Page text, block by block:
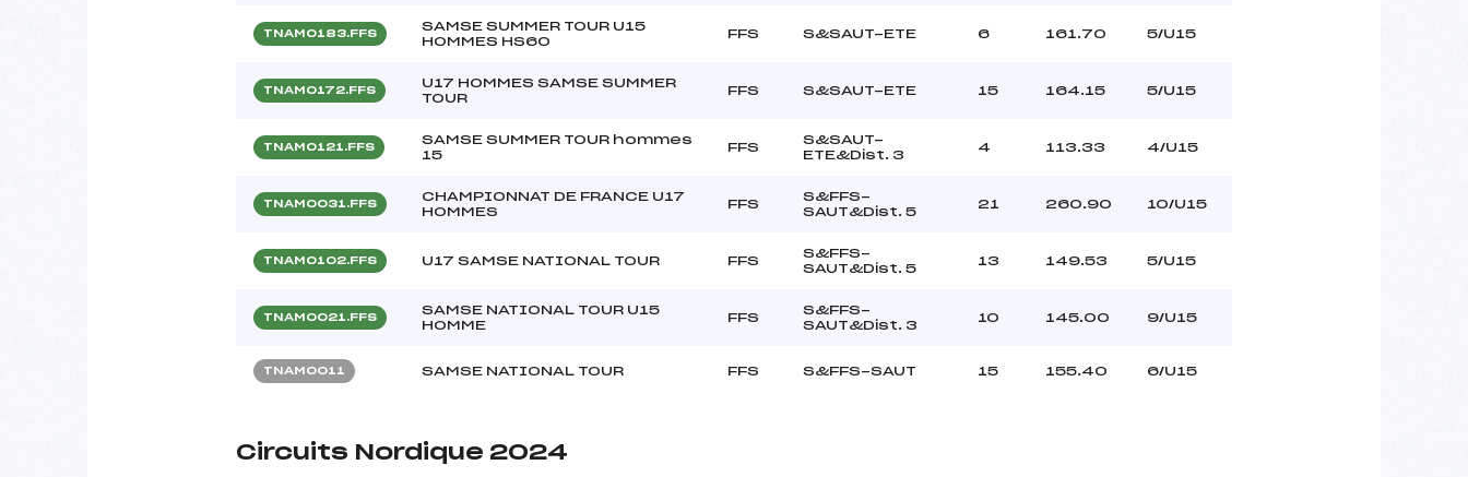
TNAM0183.FFS
SAMSE SUMMER TOUR U15
HOMMES HS60
FFS S&SAUT-ETE 6 161.70 5/U15
TNAM0172.FFS
U17 HOMMES SAMSE SUMMER
TOUR
FFS S&SAUT-ETE 15 164.15 5/U15
TNAM0121.FFS
SAMSE SUMMER TOUR hommes
15
FFS
S&SAUT-
ETE&Dist. 3
4 113.33 4/U15
TNAM0031.FFS
CHAMPIONNAT DE FRANCE U17
HOMMES
FFS
S&FFS-
SAUT&Dist. 5
21 260.90 10/U15
TNAM0102.FFS U17 SAMSE NATIONAL TOUR FFS
S&FFS-
SAUT&Dist. 5
13 149.53 5/U15
TNAM0021.FFS
SAMSE NATIONAL TOUR U15
HOMME
FFS
S&FFS-
SAUT&Dist. 3
10 145.00 9/U15
TNAM0011 SAMSE NATIONAL TOUR FFS S&FFS-SAUT 15 155.40 6/U15
Circuits Nordique 2024